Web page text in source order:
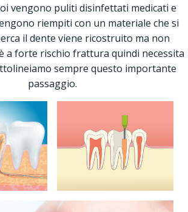
vengono puliti disinfettati medicati e
riempiti con un materiale che si
il dente viene ricostruito ma non
a forte rischio frattura quindi necessita
sempre questo importante
passaggio.